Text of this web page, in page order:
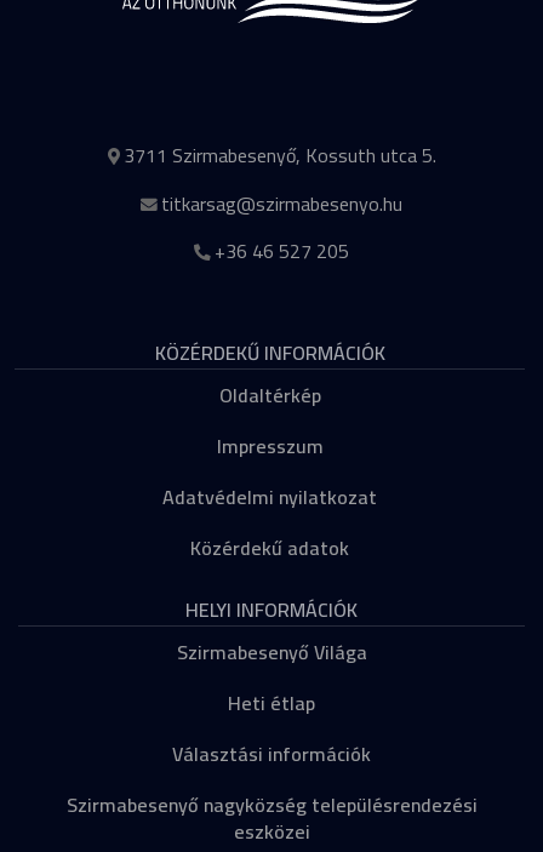
3711 Szirmabesenyő, Kossuth utca 5.
titkarsag@szirmabesenyo.hu
+36 46 527 205
KÖZÉRDEKŰ INFORMÁCIÓK
Oldaltérkép
Impresszum
Adatvédelmi nyilatkozat
Közérdekű adatok
HELYI INFORMÁCIÓK
Szirmabesenyő Világa
Heti étlap
Választási információk
Szirmabesenyő nagyközség településrendezési
eszközei